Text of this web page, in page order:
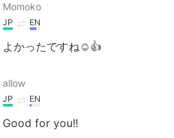
Momoko
JP EN
よかったですね☺️👍
allow
JP EN
Good for you!!